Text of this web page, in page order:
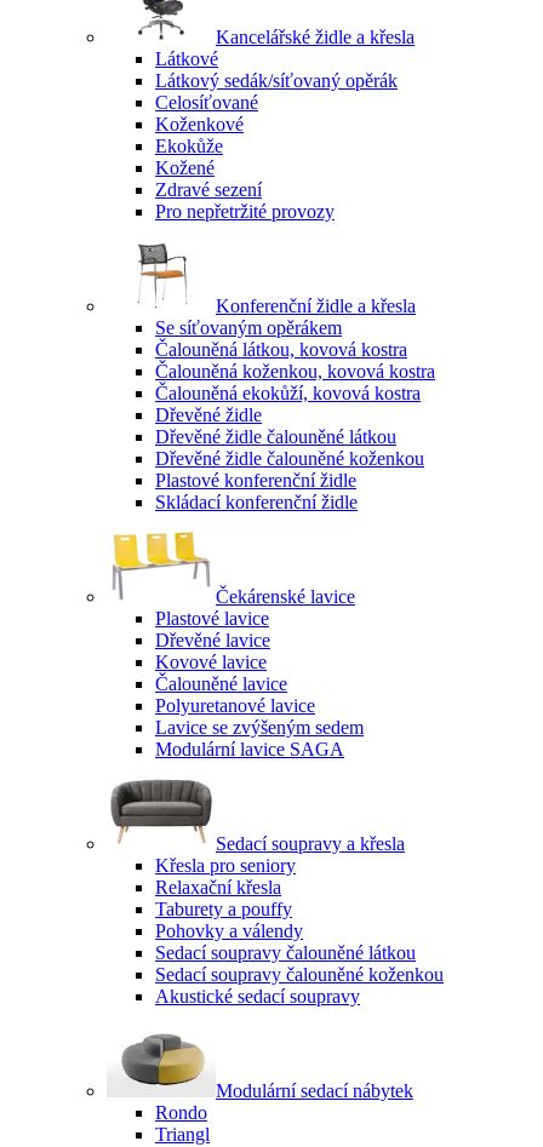
Kancelářské židle a křesla
Látkové
Látkový sedák/síťovaný opěrák
Celosíťované
Koženkové
Ekokůže
Kožené
Zdravé sezení
Pro nepřetržité provozy
Konferenční židle a křesla
Se síťovaným opěrákem
Čalouněná látkou, kovová kostra
Čalouněná koženkou, kovová kostra
Čalouněná ekokůží, kovová kostra
Dřevěné židle
Dřevěné židle čalouněné látkou
Dřevěné židle čalouněné koženkou
Plastové konferenční židle
Skládací konferenční židle
Čekárenské lavice
Plastové lavice
Dřevěné lavice
Kovové lavice
Čalouněné lavice
Polyuretanové lavice
Lavice se zvýšeným sedem
Modulární lavice SAGA
Sedací soupravy a křesla
Křesla pro seniory
Relaxační křesla
Taburety a pouffy
Pohovky a válendy
Sedací soupravy čalouněné látkou
Sedací soupravy čalouněné koženkou
Akustické sedací soupravy
Modulární sedací nábytek
Rondo
Triangl